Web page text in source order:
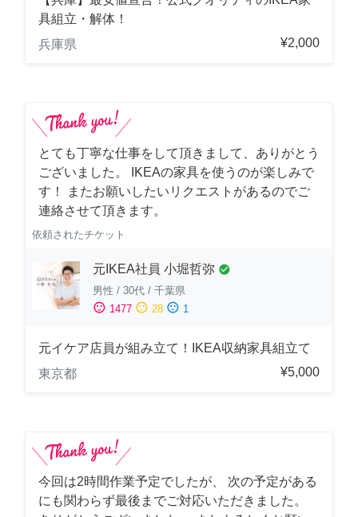
具組立・解体！
兵庫県
¥2,000
とても丁寧な仕事をして頂きまして、ありがとう
ございました。 IKEAの家具を使うのが楽しみで
す！ またお願いしたいリクエストがあるのでご
連絡させて頂きます。
依頼されたチケット
元IKEA社員 小堀哲弥 check_circle
男性 / 30代 / 千葉県
sentiment_satisfied 1477 sentiment_neutral 28 sentiment_dissatisfied 1
元イケア店員が組み立て！IKEA収納家具組立て
東京都
¥5,000
今回は2時間作業予定でしたが、 次の予定がある
にも関わらず最後までご対応いただきました。